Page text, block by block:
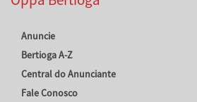
Anuncie
Bertioga A-Z
Central do Anunciante
Fale Conosco